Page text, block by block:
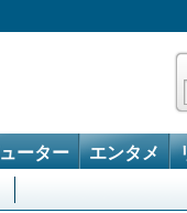
ーター エンタメ